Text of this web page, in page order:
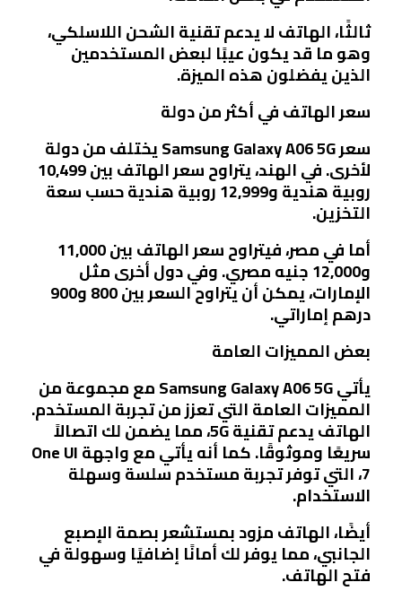
ثالثًا، الهاتف لا يدعم تقنية الشحن اللاسلكي،
وهو ما قد يكون عيبًا لبعض المستخدمين
الذين يفضلون هذه الميزة.
سعر الهاتف في أكثر من دولة
سعر Samsung Galaxy A06 5G يختلف من دولة
لأخرى. في الهند، يتراوح سعر الهاتف بين 10,499
روبية هندية و12,999 روبية هندية حسب سعة
التخزين.
أما في مصر، فيتراوح سعر الهاتف بين 11,000
و12,000 جنيه مصري. وفي دول أخرى مثل
الإمارات، يمكن أن يتراوح السعر بين 800 و900
درهم إماراتي.
بعض المميزات العامة
يأتي Samsung Galaxy A06 5G مع مجموعة من
المميزات العامة التي تعزز من تجربة المستخدم.
الهاتف يدعم تقنية 5G، مما يضمن لك اتصالاً
سريعًا وموثوقًا. كما أنه يأتي مع واجهة One UI
7، التي توفر تجربة مستخدم سلسة وسهلة
الاستخدام.
أيضًا، الهاتف مزود بمستشعر بصمة الإصبع
الجانبي، مما يوفر لك أمانًا إضافيًا وسهولة في
فتح الهاتف.